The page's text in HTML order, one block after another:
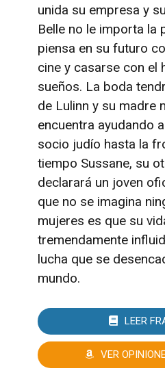
unida su empresa y
Belle no le importa la
piensa en su futuro
cine y casarse con el
sueños. La boda
de Lulinn y su madre
encuentra ayudando
socio judío hasta la
tiempo Sussane, su
declarará un joven
que no se imagina
mujeres es que su
tremendamente
lucha que se
mundo.
LEER
VER